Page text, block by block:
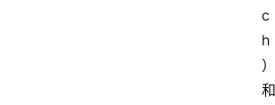
c
h
）
和